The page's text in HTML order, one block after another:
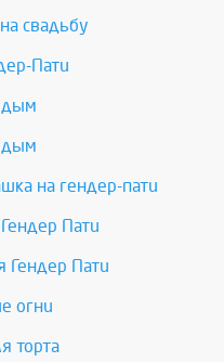
свадьбу
Пати
дым
дым
на гендер-пати
Пати
Гендер Пати
огни
торта